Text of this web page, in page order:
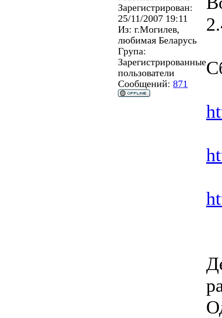
Зарегистрирован:
25/11/2007 19:11
Из: г.Могилев,
любимая Беларусь
Група:
Зарегистрированные
пользователи
Сообщений: 871